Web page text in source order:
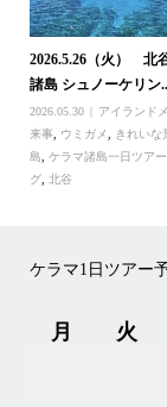
2026.5.26（火） 北
諸島 シュノーケリン
2026.05.30
アイランド
来事, ウミガメ, きれいな
島, ケラマ諸島一日ツアー
グ, 北谷
ケラマ1日ツアー
月 火